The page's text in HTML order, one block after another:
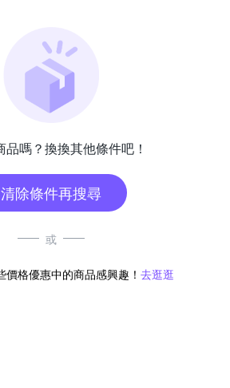
品嗎？換換其他條件吧！
清除條件再搜尋
或
價格優惠中的商品感興趣！ 去逛逛